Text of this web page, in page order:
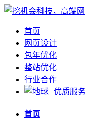
首页
网页设计
包年优化
整站优化
行业合作
优质服
首页